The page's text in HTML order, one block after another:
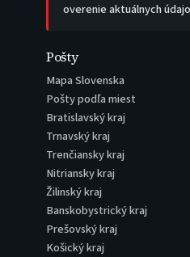
overenie aktuálnych
Pošty
Mapa Slovenska
Pošty podľa miest
Bratislavský kraj
Trnavský kraj
Trenčiansky kraj
Nitriansky kraj
Žilinský kraj
Banskobystrický kraj
Prešovský kraj
Košický kraj